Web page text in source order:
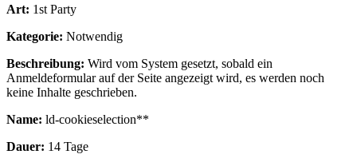
Art: 1st Party
Kategorie: Notwendig
Beschreibung: Wird vom System gesetzt, sobald ein
Anmeldeformular auf der Seite angezeigt wird, es werden noch
keine Inhalte geschrieben.
Name: ld-cookieselection**
Dauer: 14 Tage